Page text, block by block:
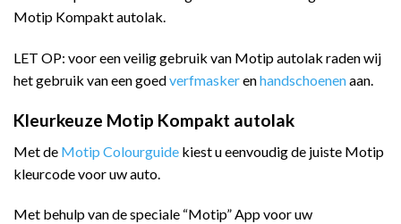
Motip Kompakt autolak.
LET OP: voor een veilig gebruik van Motip autolak raden wij
het gebruik van een goedverfmaskerenhandschoenenaan.
Kleurkeuze Motip Kompakt autolak
Met de Motip Colourguide kiest u eenvoudig de juiste Motip
kleurcode voor uw auto.
Met behulp van de speciale “Motip” App voor uw